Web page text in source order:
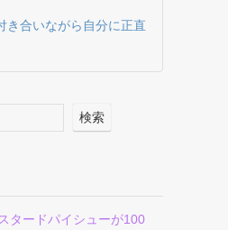
合いながら自分に正直
検索
タードパイシューが100